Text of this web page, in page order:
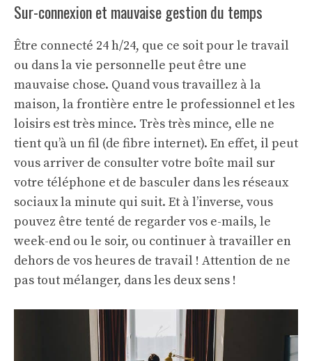
Sur-connexion et mauvaise gestion du temps
Être connecté 24 h/24, que ce soit pour le travail
ou dans la vie personnelle peut être une
mauvaise chose. Quand vous travaillez à la
maison, la frontière entre le professionnel et les
loisirs est très mince. Très très mince, elle ne
tient qu’à un fil (de fibre internet). En effet, il peut
vous arriver de consulter votre boîte mail sur
votre téléphone et de basculer dans les réseaux
sociaux la minute qui suit. Et à l’inverse, vous
pouvez être tenté de regarder vos e-mails, le
week-end ou le soir, ou continuer à travailler en
dehors de vos heures de travail ! Attention de ne
pas tout mélanger, dans les deux sens !